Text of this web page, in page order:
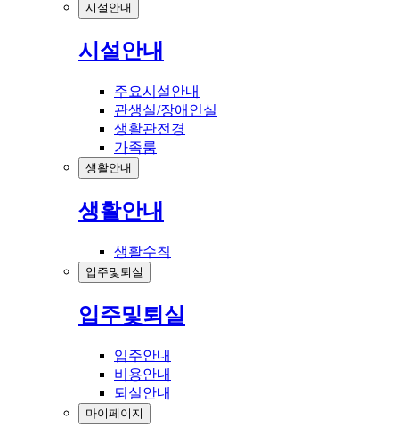
시설안내
시설안내
주요시설안내
관생실/장애인실
생활관전경
가족룸
생활안내
생활안내
생활수칙
입주및퇴실
입주및퇴실
입주안내
비용안내
퇴실안내
마이페이지